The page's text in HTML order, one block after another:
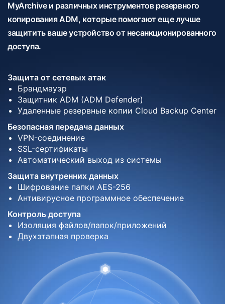
MyArchive и различных инструментов резервного
копирования ADM, которые помогают еще лучше
защитить ваше устройство от несанкционированного
доступа.
Защита от сетевых атак
Брандмауэр
Защитник ADM (ADM Defender)
Удаленные резервные копии Cloud Backup Center
Безопасная передача данных
VPN-соединение
SSL-сертификаты
Автоматический выход из системы
Защита внутренних данных
Шифрование папки AES-256
Антивирусное программное обеспечение
Контроль доступа
Изоляция файлов/папок/приложений
Двухэтапная проверка